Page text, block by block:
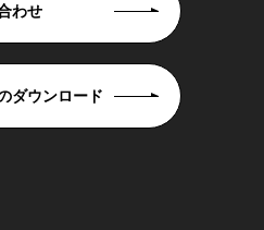
わせ
ダウンロード